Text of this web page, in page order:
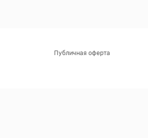
Публичная оферта